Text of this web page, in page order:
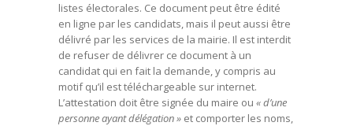
listes électorales. Ce document peut être édité
en ligne par les candidats, mais il peut aussi être
délivré par les services de la mairie. Il est interdit
de refuser de délivrer ce document à un
candidat qui en fait la demande, y compris au
motif qu’il est téléchargeable sur internet.
L’attestation doit être signée du maire ou « d’une
personne ayant délégation » et comporter les noms,